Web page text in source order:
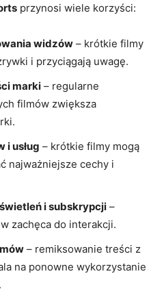
przynosi wiele korzyści:
widzów – krótkie filmy
i przyciągają uwagę.
marki – regularne
filmów zwiększa
i usług – krótkie filmy mogą
najważniejsze cechy i
i subskrypcji –
zachęca do interakcji.
– remiksowanie treści z
na ponowne wykorzystanie